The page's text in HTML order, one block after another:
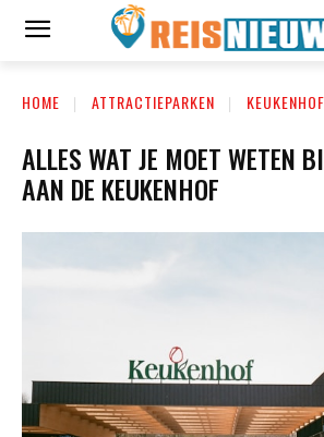
HOME ATTRACTIEPARKEN KEUKENHOF
ALLES WAT JE MOET WETEN
AAN DE KEUKENHOF